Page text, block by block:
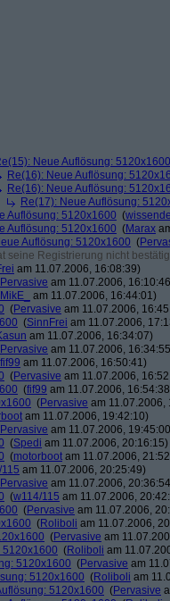
Neue Auflösung: 5120x1600
Re(16): Neue Auflösung:
Re(16): Neue Auflösung:
Re(17): Neue Auflösung:
Auflösung: 5120x1600 (
Auflösung: 5120x1600 (Marax
Auflösung: 5120x1600 (
seine Registrierung nicht
am 11.07.2006, 16:08:39)
Pervasive am 11.07.2006,
MikE_
am 11.07.2006, 16:44:01)
(Pervasive am 11.07.2006,
(SinnFrei am 11.07.2006,
am 11.07.2006, 16:34:07)
Pervasive am 11.07.2006,
fif99 am 11.07.2006, 16:50:41)
(Pervasive am 11.07.2006,
(fif99 am 11.07.2006,
(Pervasive am 11.07.2006,
am 11.07.2006, 19:42:10)
Pervasive am 11.07.2006,
(Spedi am 11.07.2006, 20:16:15)
(motorboot am 11.07.2006,
am 11.07.2006, 20:25:49)
Pervasive am 11.07.2006,
(w114/115 am 11.07.2006,
(Pervasive am 11.07.2006,
(Roliboli am 11.07.2006,
(Pervasive am
5120x1600 (Roliboli am
5120x1600 (Pervasive am
5120x1600 (Roliboli am
5120x1600 (Pervasive